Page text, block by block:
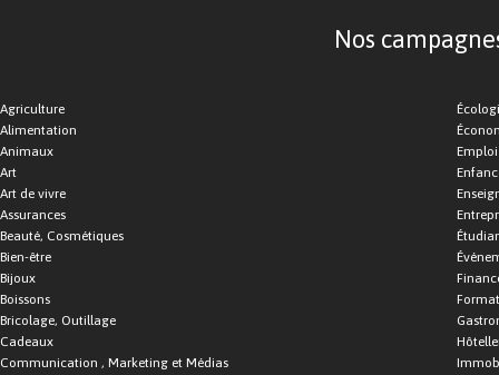
Nos
Agriculture
Alimentation
Animaux
Art
Art de vivre
Assurances
Beauté, Cosmétiques
Bien-être
Bijoux
Boissons
Bricolage, Outillage
Cadeaux
Communication , Marketing et Médias
Emploi